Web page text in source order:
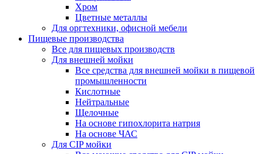
Хром
Цветные металлы
Для оргтехники, офисной мебели
Пищевые производства
Все для пищевых производств
Для внешней мойки
Все средства для внешней мойки в пищевой
промышленности
Кислотные
Нейтральные
Щелочные
На основе гипохлорита натрия
На основе ЧАС
Для CIP мойки